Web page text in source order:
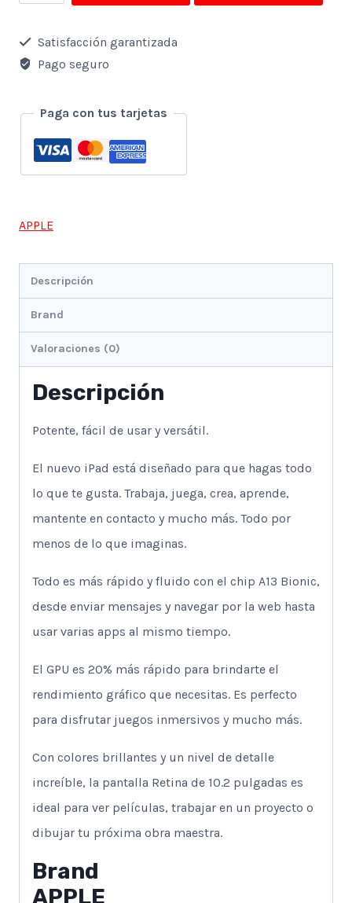
10.2
PULGADAS
FI
64GB
cantidad
Satisfacción garantizada
Pago seguro
Paga con tus tarjetas
APPLE
Descripción
Brand
Valoraciones (0)
Descripción
Potente, fácil de usar y versátil.
El nuevo iPad está diseñado para que hagas todo
lo que te gusta. Trabaja, juega, crea, aprende,
mantente en contacto y mucho más. Todo por
menos de lo que imaginas.
Todo es más rápido y fluido con el chip A13 Bionic,
desde enviar mensajes y navegar por la web hasta
usar varias apps al mismo tiempo.
El GPU es 20% más rápido para brindarte el
rendimiento gráfico que necesitas. Es perfecto
para disfrutar juegos inmersivos y mucho más.
Con colores brillantes y un nivel de detalle
increíble, la pantalla Retina de 10.2 pulgadas es
ideal para ver películas, trabajar en un proyecto o
dibujar tu próxima obra maestra.
Brand
APPLE